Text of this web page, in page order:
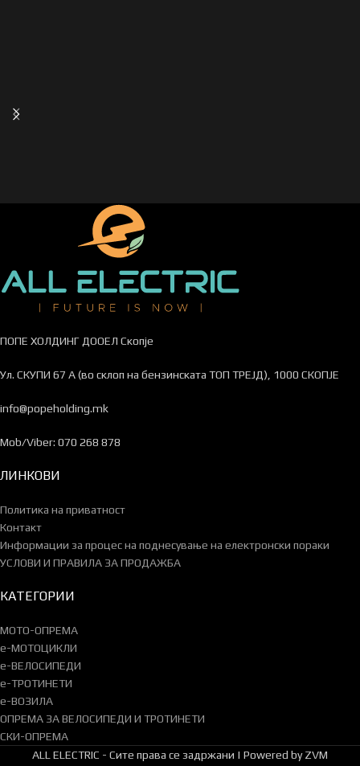
ПОПЕ ХОЛДИНГ ДООЕЛ Скопје
Ул. СКУПИ 67 А (во склоп на бензинската ТОП ТРЕЈД), 1000 СКОПЈЕ
info@popeholding.mk
Mob/Viber: 070 268 878
ЛИНКОВИ
Политика на приватност
Контакт
Информации за процес на поднесување на електронски пораки
УСЛОВИ И ПРАВИЛА ЗА ПРОДАЖБА
КАТЕГОРИИ
МОТО-ОПРЕМА
e-МОТОЦИКЛИ
e-ВЕЛОСИПЕДИ
e-ТРОТИНЕТИ
e-ВОЗИЛА
ОПРЕМА ЗА ВЕЛОСИПЕДИ И ТРОТИНЕТИ
СКИ-ОПРЕМА
ALL ELECTRIC - Сите права се задржани | Powered by ZVM